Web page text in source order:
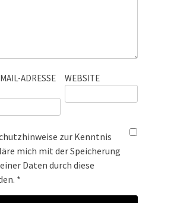
ADRESSE
WEBSITE
zur Kenntnis
mich mit der Speicherung
Daten durch diese
*